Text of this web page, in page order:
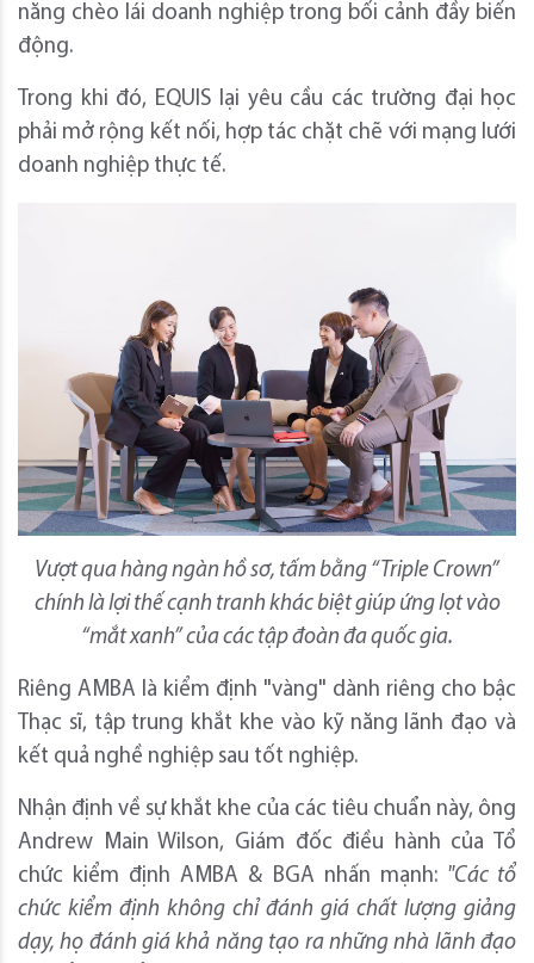
năng chèo lái doanh nghiệp trong bối cảnh đầy biến
động.
Trong khi đó, EQUIS lại yêu cầu các trường đại học
phải mở rộng kết nối, hợp tác chặt chẽ với mạng lưới
doanh nghiệp thực tế.
Vượt qua hàng ngàn hồ sơ, tấm bằng “Triple Crown”
chính là lợi thế cạnh tranh khác biệt giúp ứng lọt vào
“mắt xanh” của các tập đoàn đa quốc gia.
Riêng AMBA là kiểm định "vàng" dành riêng cho bậc
Thạc sĩ, tập trung khắt khe vào kỹ năng lãnh đạo và
kết quả nghề nghiệp sau tốt nghiệp.
Nhận định về sự khắt khe của các tiêu chuẩn này, ông
Andrew Main Wilson, Giám đốc điều hành của Tổ
chức kiểm định AMBA & BGA nhấn mạnh: "Các tổ
chức kiểm định không chỉ đánh giá chất lượng giảng
dạy, họ đánh giá khả năng tạo ra những nhà lãnh đạo